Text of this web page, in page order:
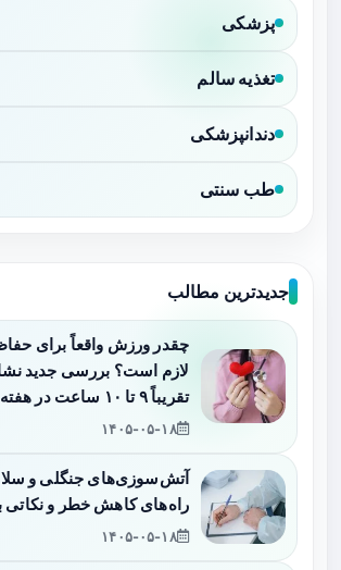
پزشکی
تغذیه سالم
دندانپزشکی
طب سنتی
جدیدترین مطالب
چقدر ورزش واقعاً برای
لازم است؟ بررسی جدید
تقریباً ۹ تا ۱۰ ساعت در هفته
۱۴۰۵-۰۵-۱۸
آتش‌سوزی‌های جنگلی و
راه‌های کاهش خطر و نکاتی
۱۴۰۵-۰۵-۱۸